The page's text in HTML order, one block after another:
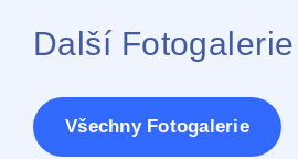
Další Fotogalerie
Všechny Fotogalerie